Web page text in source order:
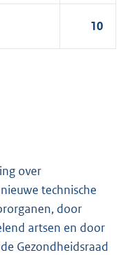
10
over
technische
door
artsen en door
Gezondheidsraad